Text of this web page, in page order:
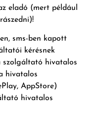
eladó (mert például
sms-ben kapott
kérésnek
hivatalos
hivatalos
AppStore)
hivatalos